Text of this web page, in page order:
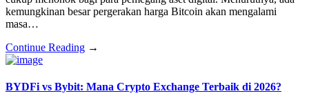
kemungkinan besar pergerakan harga Bitcoin akan mengalami
masa…
Continue Reading →
BYDFi vs Bybit: Mana Crypto Exchange Terbaik di 2026?